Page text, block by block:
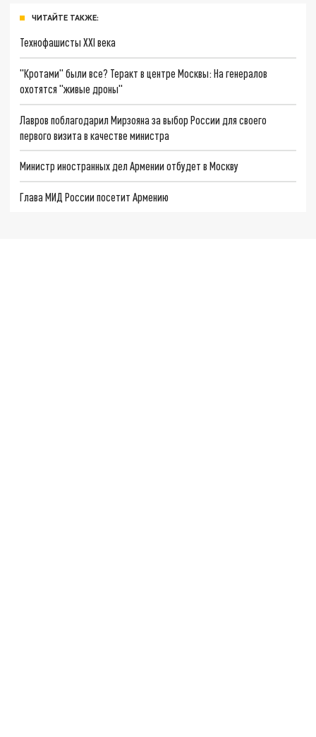
ЧИТАЙТЕ ТАКЖЕ:
Технофашисты XXI века
"Кротами" были все? Теракт в центре Москвы: На генералов
охотятся "живые дроны"
Лавров поблагодарил Мирзояна за выбор России для своего
первого визита в качестве министра
Министр иностранных дел Армении отбудет в Москву
Глава МИД России посетит Армению